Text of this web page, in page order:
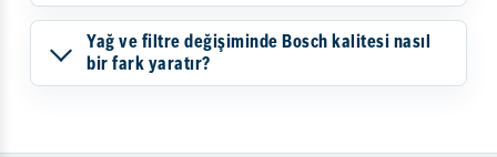
Yağ ve filtre değişiminde Bosch kalitesi nasıl
bir fark yaratır?